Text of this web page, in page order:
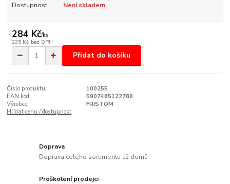
Dostupnost Není skladem
284 Kč/ks
235 Kč bez DPH
Přidat do košíku
Číslo produktu:
100255
EAN kód:
5907465122788
Výrobce:
FRISTOM
Hlídat cenu / dostupnost
Doprava
Doprava celého sortimentu až domů
Proškolení prodejci